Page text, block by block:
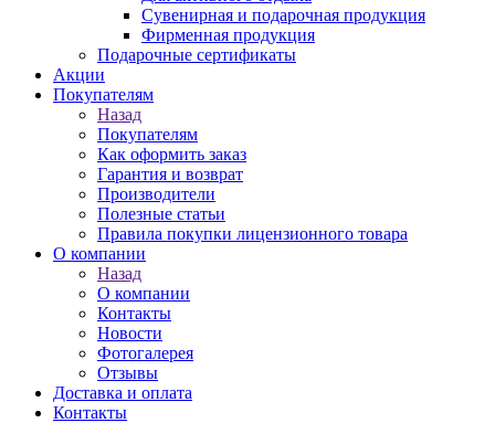
Сувенирная и подарочная продукция
Фирменная продукция
Подарочные сертификаты
Акции
Покупателям
Назад
Покупателям
Как оформить заказ
Гарантия и возврат
Производители
Полезные статьи
Правила покупки лицензионного товара
О компании
Назад
О компании
Контакты
Новости
Фотогалерея
Отзывы
Доставка и оплата
Контакты